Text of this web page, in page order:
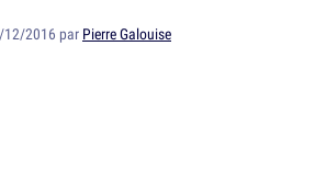
12/2016 par Pierre Galouise